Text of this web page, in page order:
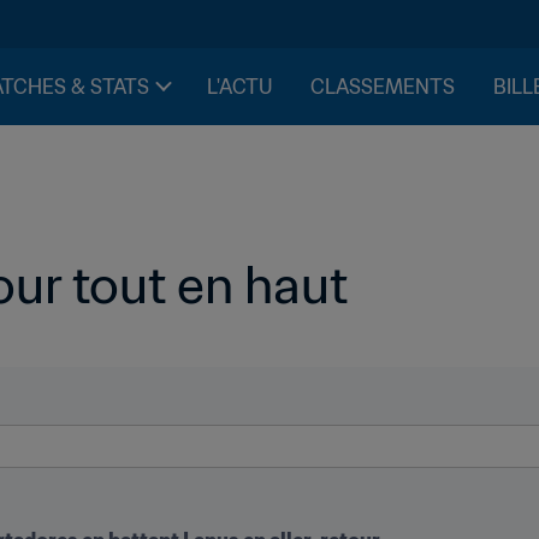
& STATS L'ACTU CLASSEMENTS
tout en haut